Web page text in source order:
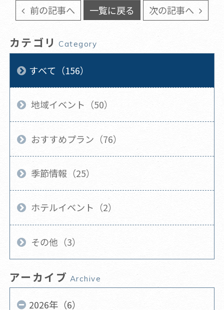
前の記事へ 一覧に戻る 次の記事へ
カテゴリ Category
すべて（156）
地域イベント（50）
おすすめプラン（76）
季節情報（25）
ホテルイベント（2）
その他（3）
アーカイブ Archive
2026年（6）